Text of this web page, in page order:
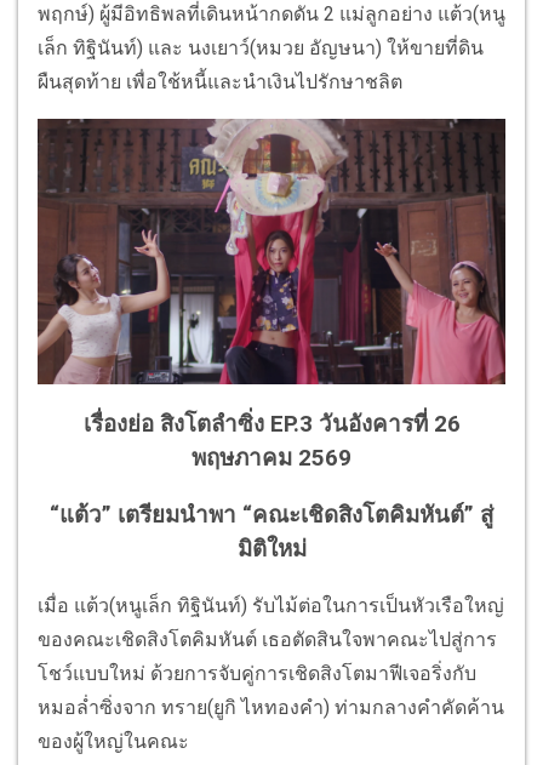
พฤกษ์) ผู้มีอิทธิพลที่เดินหน้ากดดัน 2 แม่ลูกอย่าง แต้ว(หนู
เล็ก ทิฐินันท์) และ นงเยาว์(หมวย อัญษนา) ให้ขายที่ดิน
ผืนสุดท้าย เพื่อใช้หนี้และนำเงินไปรักษาชลิต
เรื่องย่อ สิงโตลำซิ่ง EP.3 วันอังคารที่ 26
พฤษภาคม 2569
“แต้ว” เตรียมนำพา “คณะเชิดสิงโตคิมหันต์” สู่
มิติใหม่
เมื่อ แต้ว(หนูเล็ก ทิฐินันท์) รับไม้ต่อในการเป็นหัวเรือใหญ่
ของคณะเชิดสิงโตคิมหันต์ เธอตัดสินใจพาคณะไปสู่การ
โชว์แบบใหม่ ด้วยการจับคู่การเชิดสิงโตมาฟีเจอริ่งกับ
หมอล่ำซิ่งจาก ทราย(ยูกิ ไหทองคำ) ท่ามกลางคำคัดค้าน
ของผู้ใหญ่ในคณะ